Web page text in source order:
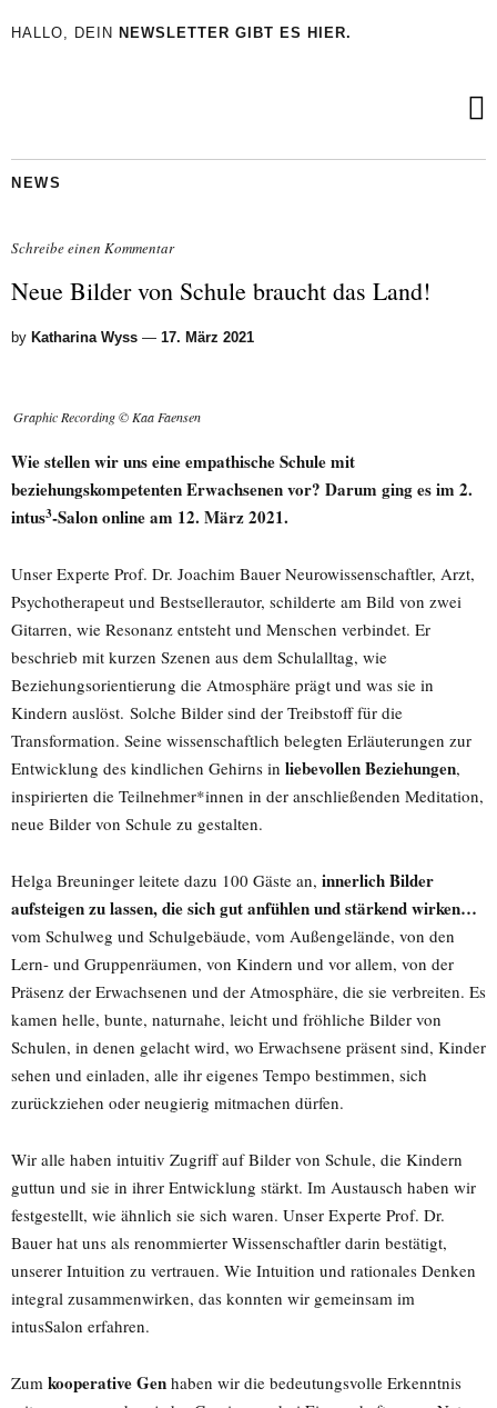
HALLO, DEIN NEWSLETTER GIBT ES HIER.
NEWS
Schreibe einen Kommentar
Neue Bilder von Schule braucht das Land!
by Katharina Wyss — 17. März 2021
Graphic Recording © Kaa Faensen
Wie stellen wir uns eine empathische Schule mit
beziehungskompetenten Erwachsenen vor? Darum ging es im 2.
intus3-Salon online am 12. März 2021.
Unser Experte Prof. Dr. Joachim Bauer Neurowissenschaftler, Arzt,
Psychotherapeut und Bestsellerautor, schilderte am Bild von zwei
Gitarren, wie Resonanz entsteht und Menschen verbindet. Er
beschrieb mit kurzen Szenen aus dem Schulalltag, wie
Beziehungsorientierung die Atmosphäre prägt und was sie in
Kindern auslöst. Solche Bilder sind der Treibstoff für die
Transformation. Seine wissenschaftlich belegten Erläuterungen zur
Entwicklung des kindlichen Gehirns in liebevollen Beziehungen,
inspirierten die Teilnehmer*innen in der anschließenden Meditation,
neue Bilder von Schule zu gestalten.
Helga Breuninger leitete dazu 100 Gäste an, innerlich Bilder
aufsteigen zu lassen, die sich gut anfühlen und stärkend wirken…
vom Schulweg und Schulgebäude, vom Außengelände, von den
Lern- und Gruppenräumen, von Kindern und vor allem, von der
Präsenz der Erwachsenen und der Atmosphäre, die sie verbreiten. Es
kamen helle, bunte, naturnahe, leicht und fröhliche Bilder von
Schulen, in denen gelacht wird, wo Erwachsene präsent sind, Kinder
sehen und einladen, alle ihr eigenes Tempo bestimmen, sich
zurückziehen oder neugierig mitmachen dürfen.
Wir alle haben intuitiv Zugriff auf Bilder von Schule, die Kindern
guttun und sie in ihrer Entwicklung stärkt. Im Austausch haben wir
festgestellt, wie ähnlich sie sich waren. Unser Experte Prof. Dr.
Bauer hat uns als renommierter Wissenschaftler darin bestätigt,
unserer Intuition zu vertrauen. Wie Intuition und rationales Denken
integral zusammenwirken, das konnten wir gemeinsam im
intusSalon erfahren.
Zum kooperative Gen haben wir die bedeutungsvolle Erkenntnis